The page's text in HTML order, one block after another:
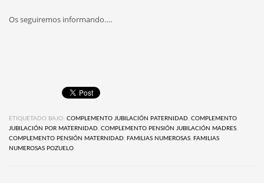
Os seguiremos informando….
ETIQUETADO BAJO: COMPLEMENTO JUBILACIÓN PATERNIDAD COMPLEMENTO
JUBILACIÓN POR MATERNIDAD COMPLEMENTO PENSIÓN JUBILACIÓN MADRES
COMPLEMENTO PENSIÓN MATERNIDAD
FAMILIAS NUMEROSAS
FAMILIAS
NUMEROSAS POZUELO